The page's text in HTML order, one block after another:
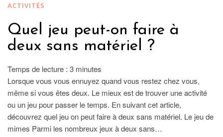
ACTIVITÉS
Quel jeu peut-on faire à
deux sans matériel ?
Temps de lecture : 3 minutes
Lorsque vous vous ennuyez quand vous restez chez vous,
même si vous êtes deux. Le mieux est de trouver une activité
ou un jeu pour passer le temps. En suivant cet article,
découvrez quel jeu on peut faire à deux sans matériel. Le jeu de
mimes Parmi les nombreux jeux à deux sans…